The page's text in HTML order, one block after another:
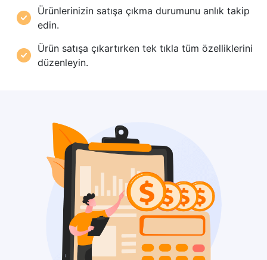
Ürünlerinizin satışa çıkma durumunu anlık takip
edin.
Ürün satışa çıkartırken tek tıkla tüm özelliklerini
düzenleyin.